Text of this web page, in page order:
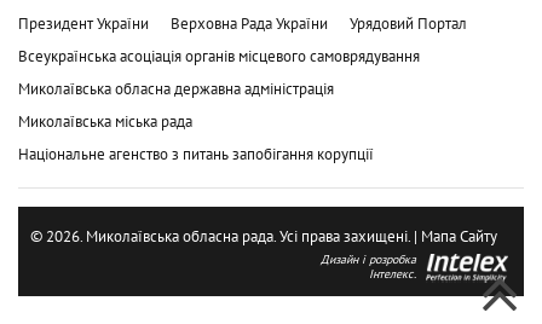
Президент України Верховна Рада України
Урядовий Портал
Всеукраїнська асоціація органів місцевого самоврядування
Миколаївська обласна державна адміністрація
Миколаївська міська рада
Національне агенство з питань запобігання корупції
© 2026. Миколаївська обласна рада. Усі права захищені. | Мапа Сайту
Дизайн і розробка
Інтелекс.